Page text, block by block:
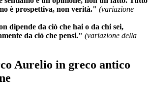
è prospettiva, non verità." (variazione
dipende da ciò che hai o da chi sei,
da ciò che pensi." (variazione della
Aurelio in greco antico